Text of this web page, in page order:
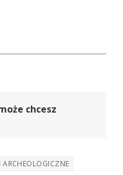
chcesz
ARCHEOLOGICZNE